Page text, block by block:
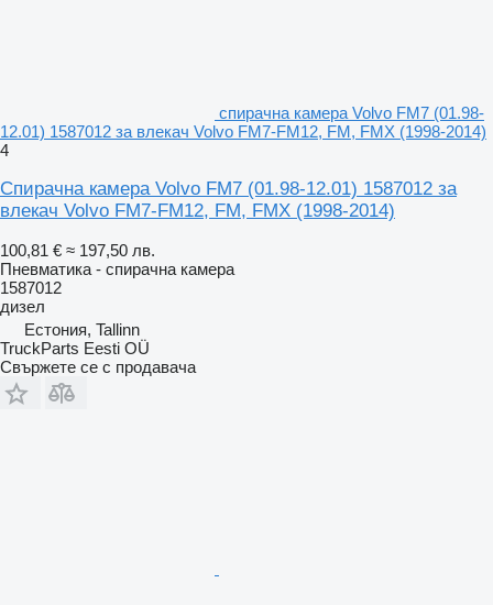
спирачна камера Volvo FM7 (01.98-
12.01) 1587012 за влекач Volvo FM7-FM12, FM, FMX (1998-2014)
4
Спирачна камера Volvo FM7 (01.98-12.01) 1587012 за
влекач Volvo FM7-FM12, FM, FMX (1998-2014)
100,81 € ≈ 197,50 лв.
Пневматика - спирачна камера
1587012
дизел
Естония, Tallinn
TruckParts Eesti OÜ
Свържете се с продавача